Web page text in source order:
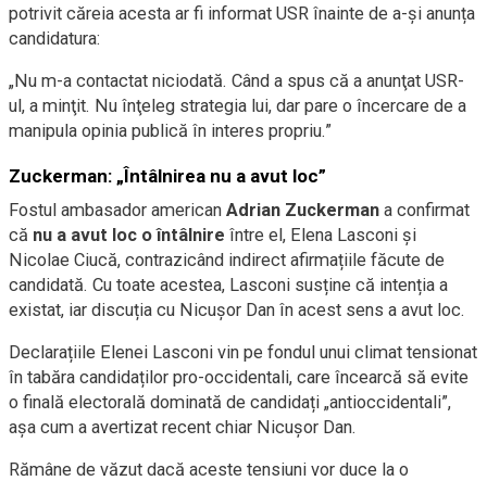
potrivit căreia acesta ar fi informat USR înainte de a-și anunța
candidatura:
„Nu m-a contactat niciodată. Când a spus că a anunţat USR-
ul, a minţit. Nu înţeleg strategia lui, dar pare o încercare de a
manipula opinia publică în interes propriu.”
Zuckerman: „Întâlnirea nu a avut loc”
Fostul ambasador american Adrian Zuckerman a confirmat
că nu a avut loc o întâlnire între el, Elena Lasconi și
Nicolae Ciucă, contrazicând indirect afirmațiile făcute de
candidată. Cu toate acestea, Lasconi susține că intenția a
existat, iar discuția cu Nicușor Dan în acest sens a avut loc.
Declarațiile Elenei Lasconi vin pe fondul unui climat tensionat
în tabăra candidaților pro-occidentali, care încearcă să evite
o finală electorală dominată de candidați „antioccidentali”,
așa cum a avertizat recent chiar Nicușor Dan.
Rămâne de văzut dacă aceste tensiuni vor duce la o